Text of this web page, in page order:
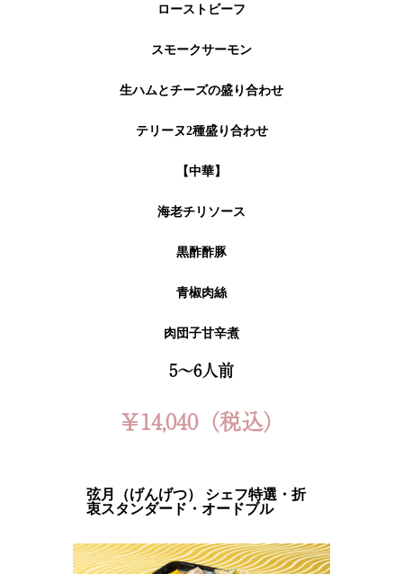
ローストビーフ
スモークサーモン
生ハムとチーズの盛り合わせ
テリーヌ2種盛り合わせ
【中華】
海老チリソース
黒酢酢豚
青椒肉絲
肉団子甘辛煮
5～6人前
￥14,040（税込）
弦月（げんげつ） シェフ特選・折
衷スタンダード・オードブル